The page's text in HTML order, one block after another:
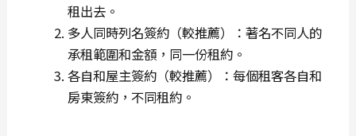
租出去。
多人同時列名簽約（較推薦）：著名不同人的
承租範圍和金額，同一份租約。
各自和屋主簽約（較推薦）：每個租客各自和
房東簽約，不同租約。